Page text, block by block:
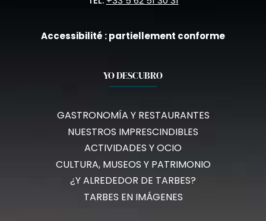
Accessibilité : partiellement conforme
YO DESCUBRO
GASTRONOMÍA Y RESTAURANTES
NUESTROS IMPRESCINDIBLES
ACTIVIDADES Y OCIO
CULTURA, MUSEOS Y PATRIMONIO
¿Y ALREDEDOR DE TARBES?
TARBES EN IMÁGENES